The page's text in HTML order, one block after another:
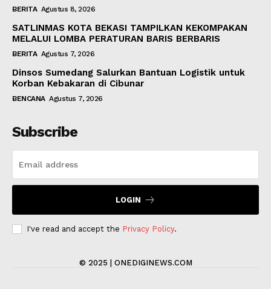
BERITA Agustus 8, 2026
SATLINMAS KOTA BEKASI TAMPILKAN KEKOMPAKAN
MELALUI LOMBA PERATURAN BARIS BERBARIS
BERITA Agustus 7, 2026
Dinsos Sumedang Salurkan Bantuan Logistik untuk
Korban Kebakaran di Cibunar
BENCANA Agustus 7, 2026
Subscribe
LOGIN
I've read and accept the Privacy Policy.
© 2025 | ONEDIGINEWS.COM